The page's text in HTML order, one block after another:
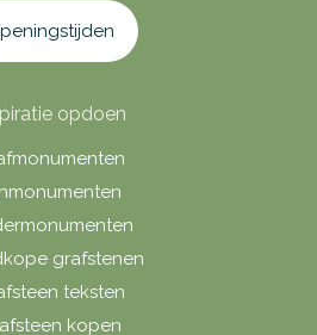
opdoen
grafstenen
teksten
kopen